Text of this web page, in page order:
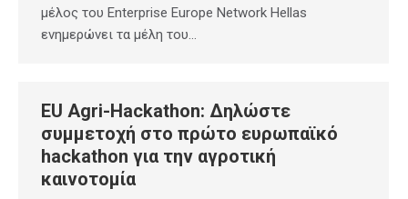
μέλος του Enterprise Europe Network Hellas
ενημερώνει τα μέλη του…
EU Agri-Hackathon: Δηλώστε
συμμετοχή στο πρώτο ευρωπαϊκό
hackathon για την αγροτική
καινοτομία